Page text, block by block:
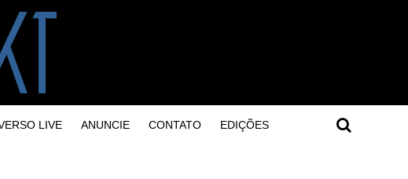
LIVE ANUNCIE CONTATO EDIÇÕES